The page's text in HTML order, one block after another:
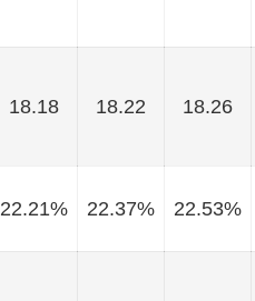
18.18 18.22 18.26
22.21% 22.37% 22.53%